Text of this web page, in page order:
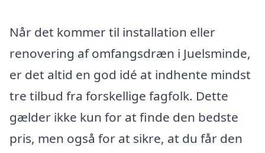
Når det kommer til installation eller
renovering af omfangsdræn i Juelsminde,
er det altid en god idé at indhente mindst
tre tilbud fra forskellige fagfolk. Dette
gælder ikke kun for at finde den bedste
pris, men også for at sikre, at du får den